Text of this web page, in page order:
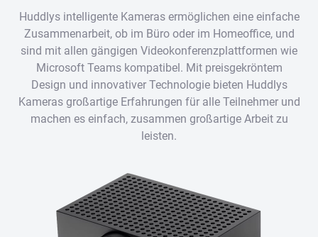
Huddlys intelligente Kameras ermöglichen eine einfache
Zusammenarbeit, ob im Büro oder im Homeoffice, und
sind mit allen gängigen Videokonferenzplattformen wie
Microsoft Teams kompatibel. Mit preisgekröntem
Design und innovativer Technologie bieten Huddlys
Kameras großartige Erfahrungen für alle Teilnehmer und
machen es einfach, zusammen großartige Arbeit zu
leisten.